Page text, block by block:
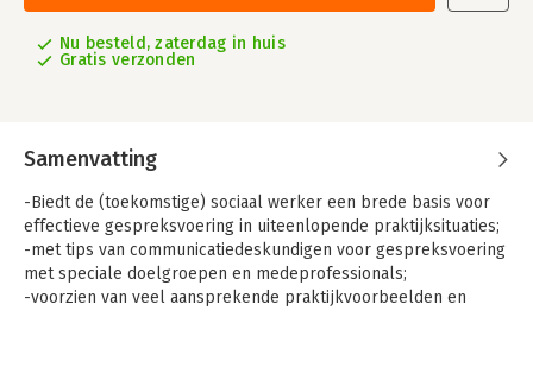
Nu besteld, zaterdag in huis
Gratis verzonden
Samenvatting
-Biedt de (toekomstige) sociaal werker een brede basis voor
effectieve gespreksvoering in uiteenlopende praktijksituaties;
-met tips van communicatiedeskundigen voor gespreksvoering
met speciale doelgroepen en medeprofessionals;
-voorzien van veel aansprekende praktijkvoorbeelden en